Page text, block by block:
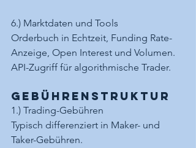
6.) Marktdaten und Tools
Orderbuch in Echtzeit, Funding Rate-
Anzeige, Open Interest und Volumen.
API-Zugriff für algorithmische Trader.
Gebührenstruktur
1.) Trading-Gebühren
Typisch differenziert in Maker- und
Taker-Gebühren.